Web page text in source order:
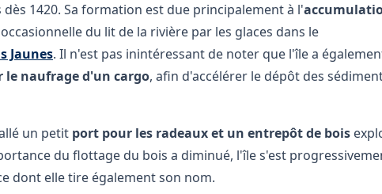
1420. Sa formation est due principalement à l'
du lit de la rivière par les glaces dans le
Jaunes. Il n'est pas inintéressant de noter que l'île a
naufrage d'un cargo, afin d'accélérer le dépôt des
un petit port pour les radeaux et un entrepôt de bois
du flottage du bois a diminué, l'île s'est
dont elle tire également son nom.